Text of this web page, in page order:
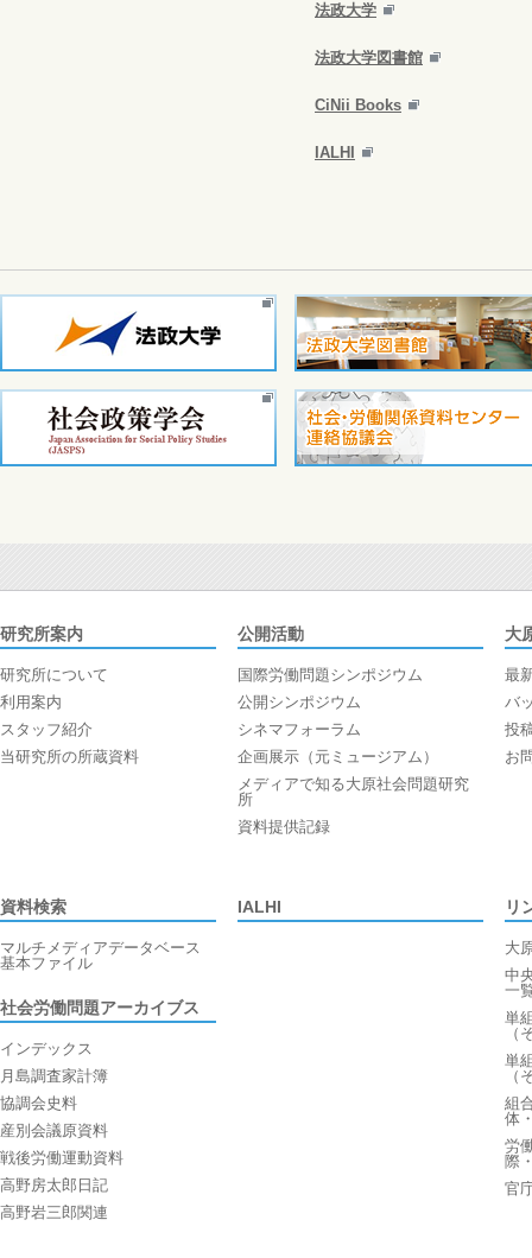
法政大学
法政大学図書館
CiNii Books
IALHI
研究所案内
研究所について
利用案内
スタッフ紹介
当研究所の所蔵資料
公開活動
国際労働問題シンポジウム
公開シンポジウム
シネマフォーラム
企画展示（元ミュージアム）
メディアで知る大原社会問題研究
所
資料提供記録
大
最
バ
投
お
資料検索
マルチメディアデータベース
基本ファイル
社会労働問題アーカイブス
インデックス
月島調査家計簿
協調会史料
産別会議原資料
戦後労働運動資料
高野房太郎日記
高野岩三郎関連
IALHI リ
大
中
一
単
（
単
（
組
体
労
際
官